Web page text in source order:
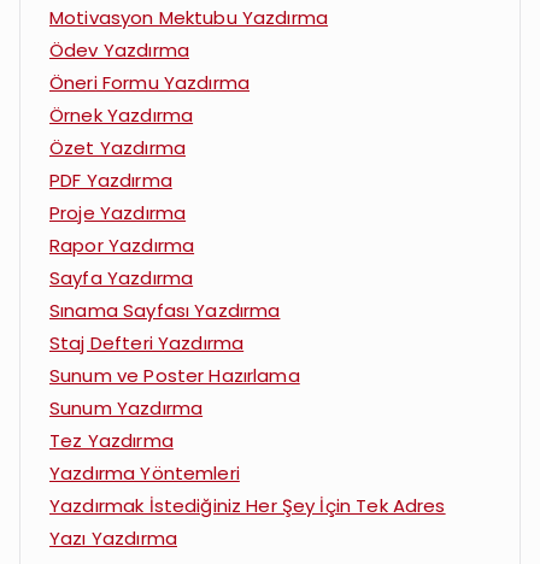
Motivasyon Mektubu Yazdırma
Ödev Yazdırma
Öneri Formu Yazdırma
Örnek Yazdırma
Özet Yazdırma
PDF Yazdırma
Proje Yazdırma
Rapor Yazdırma
Sayfa Yazdırma
Sınama Sayfası Yazdırma
Staj Defteri Yazdırma
Sunum ve Poster Hazırlama
Sunum Yazdırma
Tez Yazdırma
Yazdırma Yöntemleri
Yazdırmak İstediğiniz Her Şey İçin Tek Adres
Yazı Yazdırma